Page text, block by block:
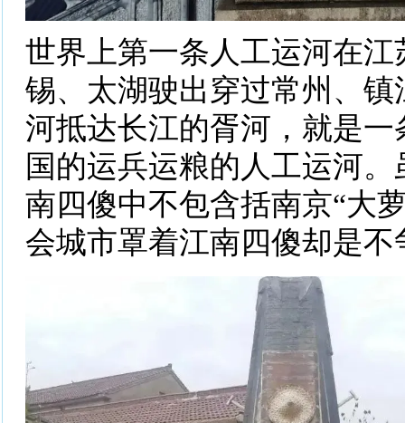
世界上第一条人工运河在
锡、太湖驶出穿过常州、
河抵达长江的胥河，就是
国的运兵运粮的人工运河
南四傻中不包含括南京“大
会城市罩着江南四傻却是不